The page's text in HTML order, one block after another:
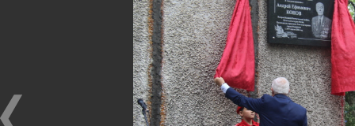
Адрес здания администрации
radugn@avo.ru
Электронная почта
Главная Фотогалерея › Новости
›